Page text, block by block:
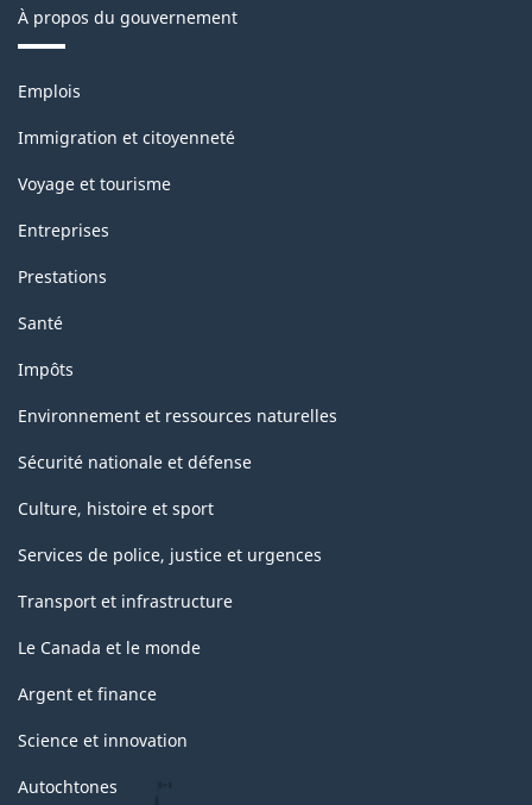
À propos du gouvernement
Thèmes
sujets
Emplois
Immigration et citoyenneté
Voyage et tourisme
Entreprises
Prestations
Santé
Impôts
Environnement et ressources naturelles
Sécurité nationale et défense
Culture, histoire et sport
Services de police, justice et urgences
Transport et infrastructure
Le Canada et le monde
Argent et finance
Science et innovation
Autochtones